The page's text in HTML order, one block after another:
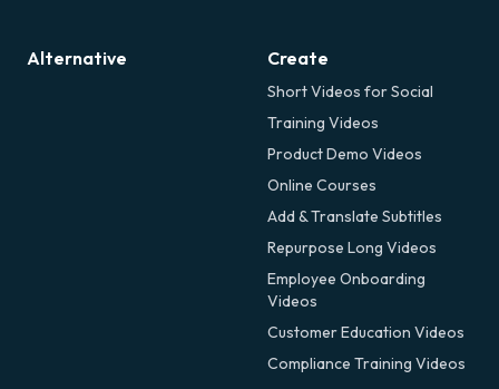
Alternative Create
Short Videos for Social
Training Videos
Product Demo Videos
Online Courses
Add & Translate Subtitles
Repurpose Long Videos
Employee Onboarding
Videos
Customer Education Videos
Compliance Training Videos